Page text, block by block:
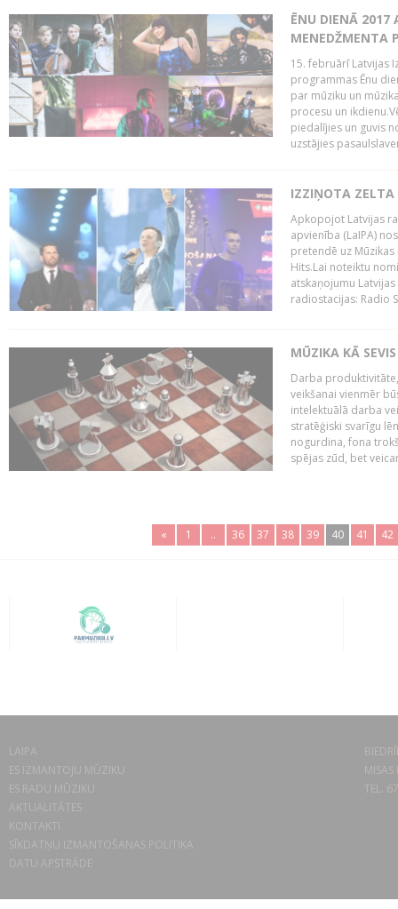
ĒNU DIENĀ 2017
MENEDŽMENTA
15. februārī Latvijas
programmas Ēnu
par mūziku un
procesu un
piedalījies un guvis
uzstājies
IZZIŅOTA ZELTA
Apkopojot Latvijas
apvienība (LaIPA)
pretendē uz
Hits.Lai noteiktu
atskaņojumu
radiostacijas: Radio
MŪZIKA KĀ
Darba
veikšanai vienmēr
intelektuālā darba
stratēģiski svarīgu
nogurdina, fona
spējas zūd, bet
« 1 .. 36 37 38 39 40 41 42
LAIPA
ES IZMANTOJU MŪZIKU
ES RADU MŪZIKU
AKTUALITĀTES
KONTAKTI
SĪKDATŅU IZMANTOŠANAS POLITIKA
DATU APSTRĀDE
TEL.